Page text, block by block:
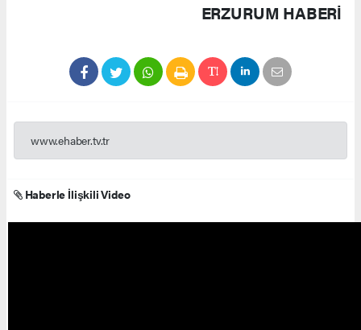
ERZURUM HABERİ
www.ehaber.tv.tr
Haberle İlişkili Video